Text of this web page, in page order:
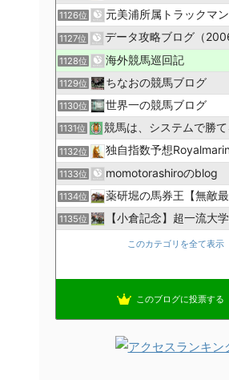
1126位 元美浦所属トラックマ
1127位 データ攻略ブログ（
1128位 海外競馬巡回記
1129位 ちなおの競馬ブログ
1130位 世界一の競馬ブログ
1131位 競馬は、システムで勝
1132位 独自指数予想
1133位 momotorashiroのblog
1134位 薬研堀の馬券王【無敵最強
1135位 【小倉記念】超一流大学出身の
このカテゴリを全て表示
このブログに投票する